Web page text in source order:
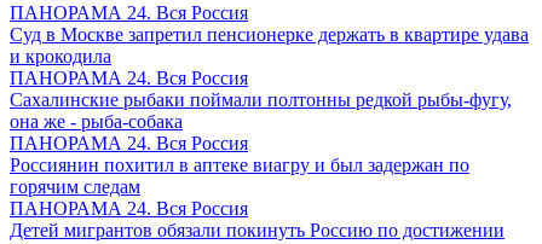
ПАНОРАМА 24. Вся Россия
Суд в Москве запретил пенсионерке держать в квартире удава
и крокодила
ПАНОРАМА 24. Вся Россия
Сахалинские рыбаки поймали полтонны редкой рыбы-фугу,
она же - рыба-собака
ПАНОРАМА 24. Вся Россия
Россиянин похитил в аптеке виагру и был задержан по
горячим следам
ПАНОРАМА 24. Вся Россия
Детей мигрантов обязали покинуть Россию по достижении